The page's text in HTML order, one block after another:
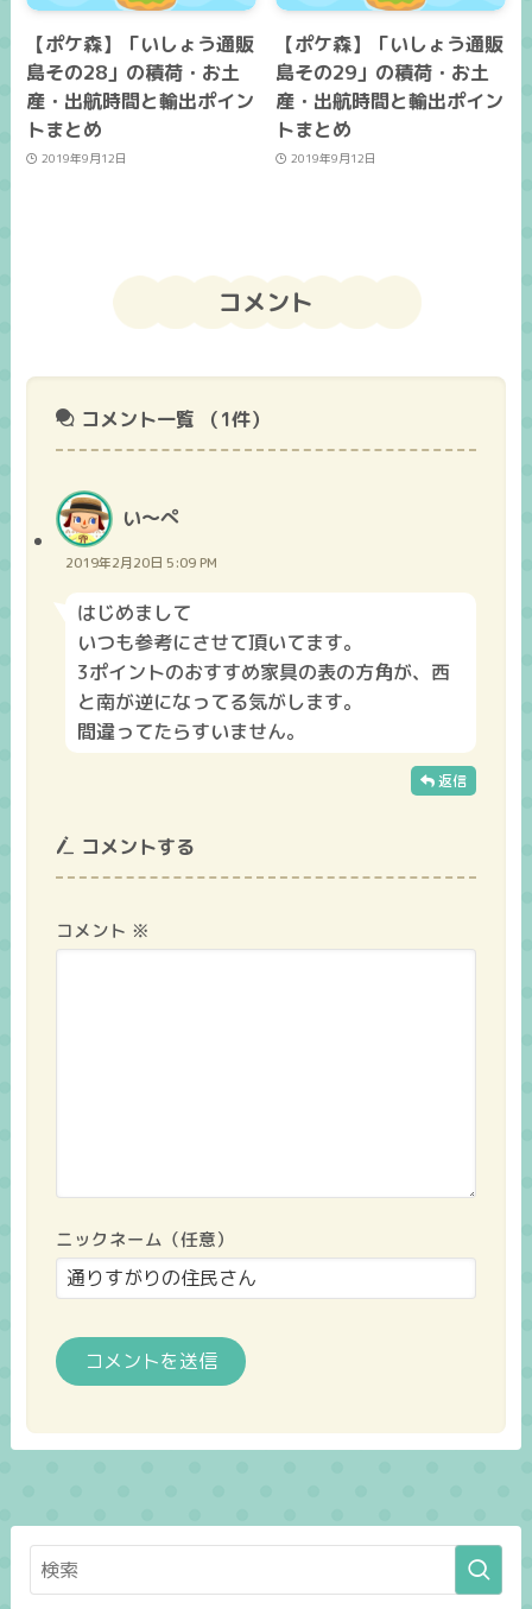
【ポケ森】「いしょう通販
島その28」の積荷・お土
産・出航時間と輸出ポイン
トまとめ
2019年9月12日
【ポケ森】「いしょう通販
島その29」の積荷・お土
産・出航時間と輸出ポイン
トまとめ
2019年9月12日
コメント
コメント一覧 （1件）
い〜ぺ
2019年2月20日 5:09 PM
はじめまして
いつも参考にさせて頂いてます。
3ポイントのおすすめ家具の表の方角が、西
と南が逆になってる気がします。
間違ってたらすいません。
返信
コメントする
コメント ※
ニックネーム（任意）